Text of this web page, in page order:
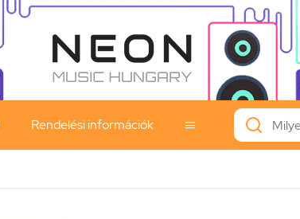
Rendelési információk 